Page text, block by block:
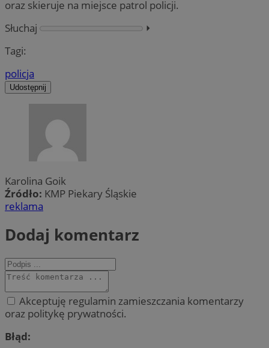
oraz skieruje na miejsce patrol policji.
Słuchaj
⏵︎
Tagi:
policja
Udostępnij
Karolina Goik
Źródło: KMP Piekary Śląskie
reklama
Dodaj komentarz
Akceptuję regulamin zamieszczania komentarzy
oraz politykę prywatności.
Błąd: